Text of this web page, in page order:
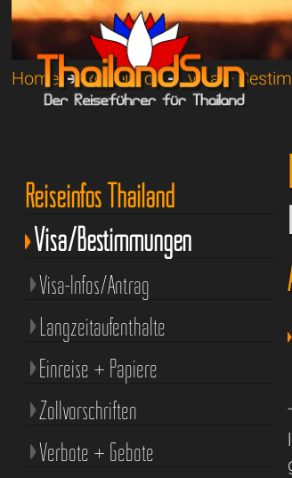
Home➔Reiseinfos➔Visa +
Reiseinfos Thailand
Visa/Bestimmungen
Visa-Infos/Antrag
Langzeitaufenthalte
Einreise + Papiere
Zollvorschriften
Verbote + Gebote